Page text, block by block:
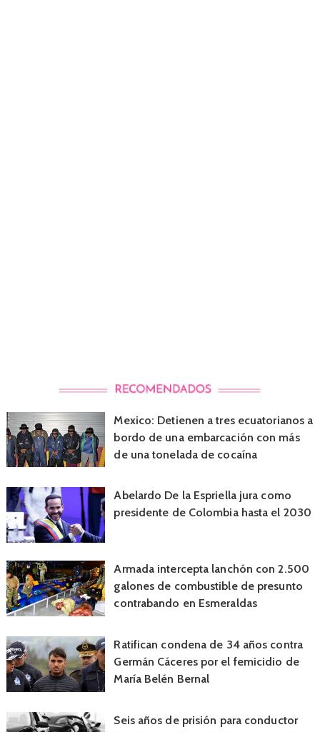
Mexico: Detienen a tres ecuatorianos a
bordo de una embarcación con más
de una tonelada de cocaína
Abelardo De la Espriella jura como
presidente de Colombia hasta el 2030
Armada intercepta lanchón con 2.500
galones de combustible de presunto
contrabando en Esmeraldas
Ratifican condena de 34 años contra
Germán Cáceres por el femicidio de
María Belén Bernal
Seis años de prisión para conductor